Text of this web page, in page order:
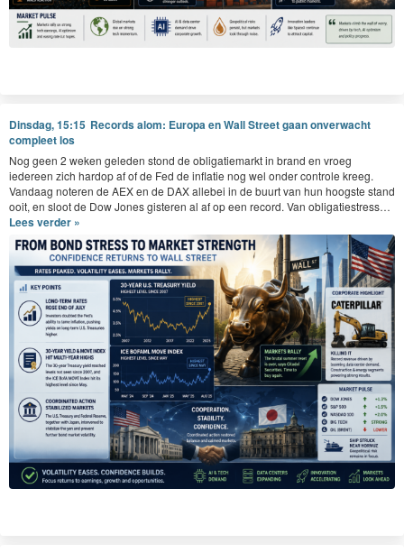
Dinsdag, 15:15 Records alom: Europa en Wall Street gaan onverwacht
compleet los
Nog geen 2 weken gele­den stond de oblig­atiemarkt in brand en vroeg
iedereen zich hardop af of de Fed de inflatie nog wel onder con­t­role kreeg.
Van­daag noteren de AEXen de DAXalle­bei in de buurt van hun hoog­ste stand
ooit, en sloot de Dow Jones gis­teren al af op een record. Van obligatiestress…
Lees verder »